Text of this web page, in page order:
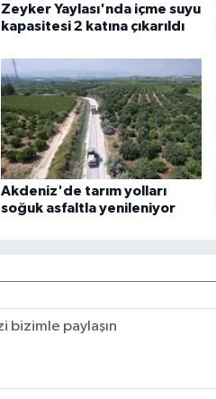
Zeyker Yaylası'nda içme suyu
kapasitesi 2 katına çıkarıldı
Akdeniz'de tarım yolları
soğuk asfaltla yenileniyor